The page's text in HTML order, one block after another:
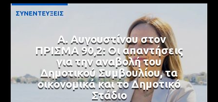
ΣΥΝΕΝΤΕΥΞΕΙΣ
Α. Αυγουστίνου στον
ΠΡΙΣΜΑ 90,2: Οι απαντήσεις
για την αναβολή του
Δημοτικού Συμβουλίου, τα
οικονομικά και το Δημοτικό
Στάδιο